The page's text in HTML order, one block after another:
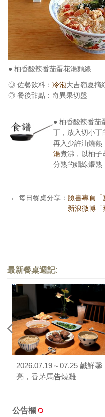
● 柚香酸辣番茄蛋花湯麵線
◎ 佐餐飲料： 冷泡大吉嶺夏摘
◎ 餐後甜點：奇異果切盤
● 柚香酸辣番茄
丁，放入切小丁
再入少許油燒熱
湯煮沸，以柚子
分熟的麵線煨熟
→ 每日餐桌分享： 臉書專頁「
新浪微博「
最新餐桌週記:
2026.07.19～07.25 鹹鮮馨
亮，香茅馬告燒雞
公告欄